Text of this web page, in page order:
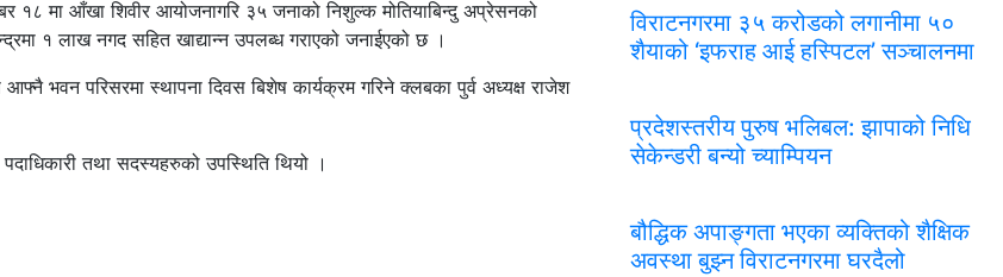
१८ मा आँखा शिवीर आयोजनागरि ३५ जनाको निशुल्क मोतियाबिन्दु अप्रेसनको
१ लाख नगद सहित खाद्यान्न उपलब्ध गराएको जनाईएको छ ।
भवन परिसरमा स्थापना दिवस बिशेष कार्यक्रम गरिने क्लबका पुर्व अध्यक्ष राजेश
तथा सदस्यहरुको उपस्थिति थियो ।
विराटनगरमा ३५ करोडको लगानीमा ५०
शैयाको ‘इफराह आई हस्पिटल’ सञ्चालनमा
प्रदेशस्तरीय पुरुष भलिबल: झापाको निधि
सेकेन्डरी बन्यो च्याम्पियन
बौद्धिक अपाङ्गता भएका व्यक्तिको शैक्षिक
अवस्था बुझ्न विराटनगरमा घरदैलो